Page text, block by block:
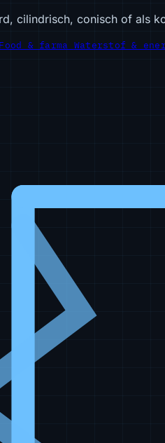
cilindrisch, conisch of als
Food & farma Waterstof &